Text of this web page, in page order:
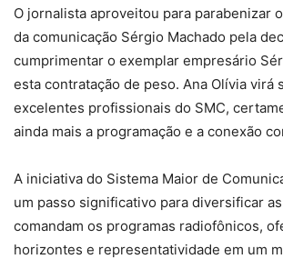
O jornalista aproveitou para parabenizar
da comunicação Sérgio Machado pela
cumprimentar o exemplar empresário
esta contratação de peso. Ana Olívia virá
excelentes profissionais do SMC,
ainda mais a programação e a conexão
A iniciativa do Sistema Maior de
um passo significativo para diversificar
comandam os programas radiofônicos,
horizontes e representatividade em um